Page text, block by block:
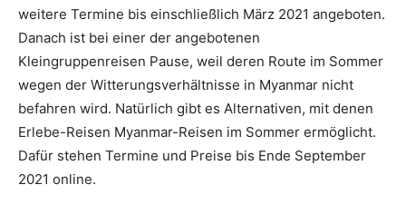
weitere Termine bis einschließlich März 2021 angeboten.
Danach ist bei einer der angebotenen
Kleingruppenreisen Pause, weil deren Route im Sommer
wegen der Witterungsverhältnisse in Myanmar nicht
befahren wird. Natürlich gibt es Alternativen, mit denen
Erlebe-Reisen Myanmar-Reisen im Sommer ermöglicht.
Dafür stehen Termine und Preise bis Ende September
2021 online.